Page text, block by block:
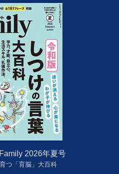
2026年夏号
つ「育脳」大百科